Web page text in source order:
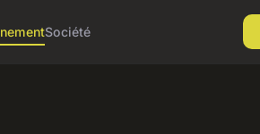
Société